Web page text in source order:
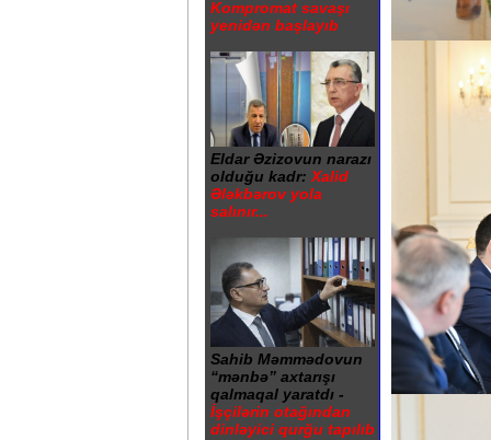
Kompromat savaşı
yenidən başlayıb
Eldar Əzizovun narazı
olduğu kadr: Xalid
Ələkbərov yola
salınır...
Sahib Məmmədovun
“mənbə” axtarışı
qalmaqal yaratdı -
İşçilərin otağından
dinləyici qurğu tapılıb